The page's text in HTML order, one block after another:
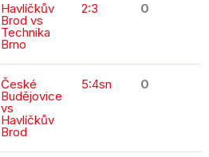
Havlíčkův
Brod vs
Technika
Brno
2:3 0
České
Budějovice
vs
Havlíčkův
Brod
5:4sn 0